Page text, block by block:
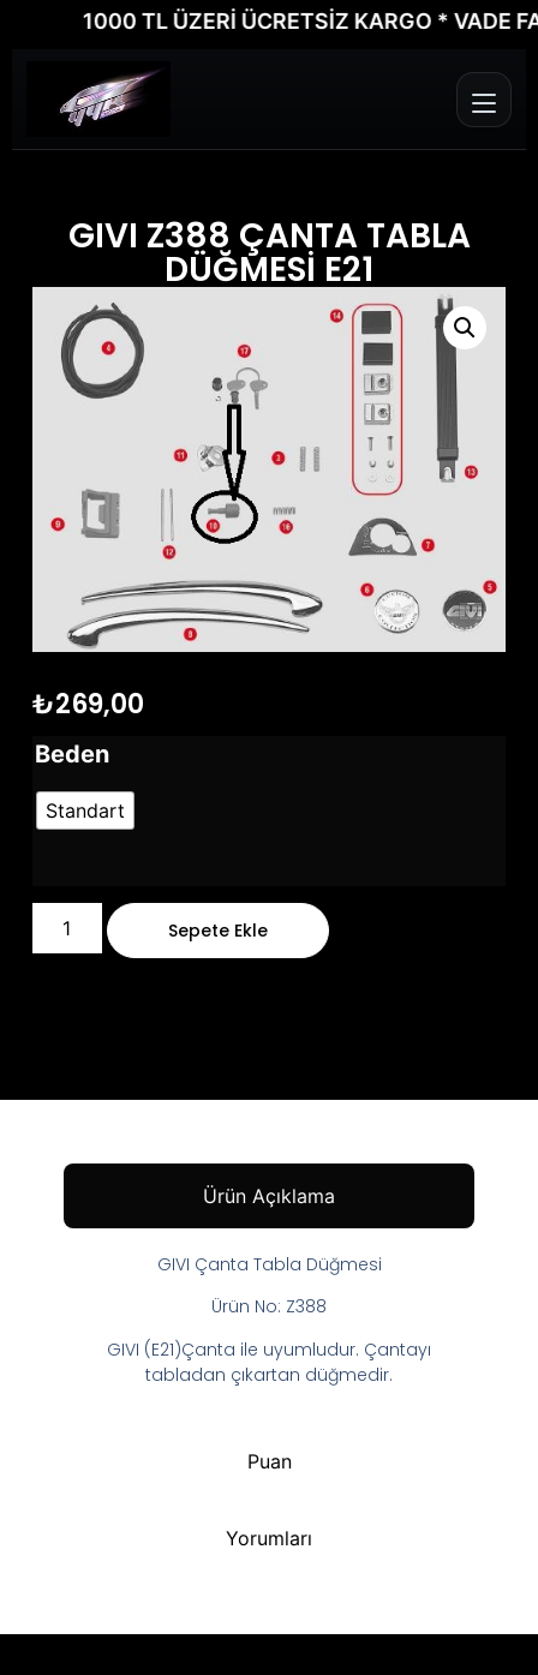
1000 TL ÜZERİ ÜCRETSİZ KARGO * VADE
GIVI Z388 ÇANTA TABLA
DÜĞMESİ E21
₺269,00
Beden
Standart
Sepete Ekle
Ürün Açıklama
Puan
Yorumları
GIVI Çanta Tabla Düğmesi
Ürün No: Z388
GIVI (E21)Çanta ile uyumludur. Çantayı
tabladan çıkartan düğmedir.